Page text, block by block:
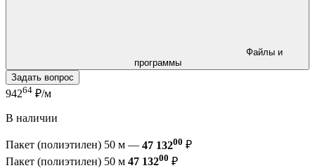
программы
Задать вопрос
94264 ₽/м
В наличии
Пакет (полиэтилен) 50 м — 47 13200 ₽
Пакет (полиэтилен) 50 м 47 13200 ₽